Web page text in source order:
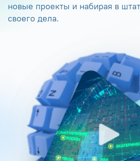
новые проекты и набирая в
своего дела.